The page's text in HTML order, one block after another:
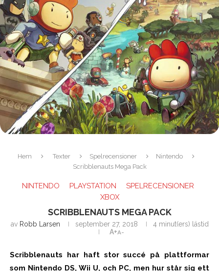
Hem Texter Spelrecensioner
Nintendo
Scribblenauts Mega Pack
NINTENDO PLAYSTATION
SPELRECENSIONER
XBOX
SCRIBBLENAUTS MEGA PACK
av Robb Larsen september 27, 2018
4 minut(ers) lästid
A+A-
Scribblenauts har haft stor succé på plattformar
som Nintendo DS, Wii U, och PC, men hur står sig ett